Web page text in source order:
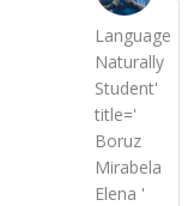
Language
Naturally
Student'
title='
Boruz
Mirabela
Elena '